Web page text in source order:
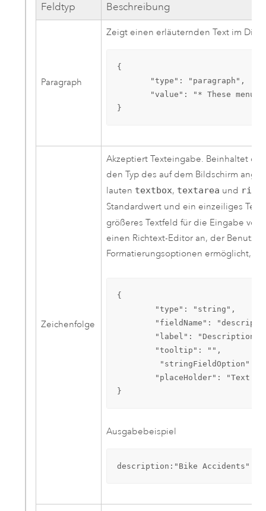
Feldtyp Beschreibung
Paragraph
Zeigt einen erläuternden Text im
{
       "type": "paragraph",
"value": "* These menu
}
Zeichenfolge
Akzeptiert Texteingabe. Beinhaltet
den Typ des auf dem Bildschirm
lauten textbox, textarea und
Standardwert und ein einzeiliges
größeres Textfeld für die Eingabe
einen Richtext-Editor an, der
Formatierungsoptionen ermöglicht, z.
{
        "type": "string",
"fieldName":
        "label": "Description",
        "tooltip": "",
"stringFieldOption":
"placeHolder": "Text
}
Ausgabebeispiel
description:"Bike Accidents"